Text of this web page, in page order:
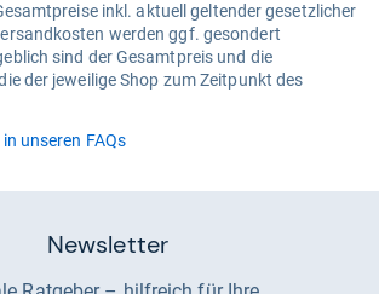
inkl. aktuell geltender gesetzlicher
werden ggf. gesondert
sind der Gesamtpreis und die
der jeweilige Shop zum Zeitpunkt des
unseren FAQs
Newsletter